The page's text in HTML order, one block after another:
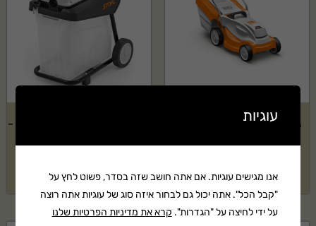
בקשה להצעת מחיר
מרסקת גזם חשמלית STIHL דגם –
בקשה להצעת מחיר
עוגיות
אנו מגישים עוגיות. אם אתה חושב שזה בסדר, פשוט לחץ על
"קבל הכל". אתה יכול גם לבחור איזה סוג של עוגיות אתה רוצה
על ידי לחיצה על "הגדרות". קרא את מדיניות הפרטיות שלנו